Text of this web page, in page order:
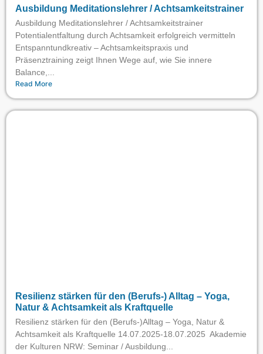
Ausbildung Meditationslehrer / Achtsamkeitstrainer
Ausbildung Meditationslehrer / Achtsamkeitstrainer
Potentialentfaltung durch Achtsamkeit erfolgreich vermitteln
Entspanntundkreativ – Achtsamkeitspraxis und
Präsenztraining zeigt Ihnen Wege auf, wie Sie innere
Balance,...
Read More
Resilienz stärken für den (Berufs-) Alltag – Yoga,
Natur & Achtsamkeit als Kraftquelle
Resilienz stärken für den (Berufs-)Alltag – Yoga, Natur &
Achtsamkeit als Kraftquelle 14.07.2025-18.07.2025 Akademie
der Kulturen NRW: Seminar / Ausbildung...